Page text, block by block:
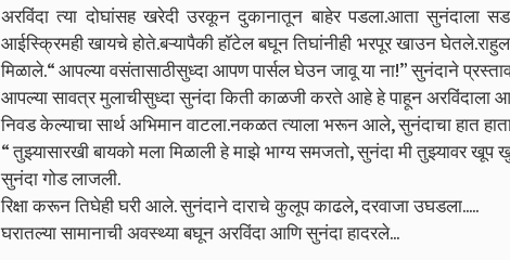
अरविंदा त्या दोघांसह खरेदी उरकून दुकानातून बाहेर पडला.आता सुनंदाला
आईस्क्रिमही खायचे होते.बऱ्यापैकी हॉटेल बघून तिघांनीही भरपूर खाउन
मिळाले.“आपल्या वसंतासाठीसुध्दा आपण पार्सल घेउन जावू या ना!”सुनंदाने
आपल्या सावत्र मुलाचीसुध्दा सुनंदा किती काळजी करते आहे हे पाहून अरविंदाला
निवड केल्याचा सार्थ अभिमान वाटला.नकळत त्याला भरून आले,सुनंदाचा हात
“तुझ्यासारखी बायको मला मिळाली हे माझे भाग्य समजतो,सुनंदा मी तुझ्यावर खूप
सुनंदा गोड लाजली.
रिक्षा करून तिघेही घरी आले. सुनंदाने दाराचे कुलूप काढले,दरवाजा उघडला.....
घरातल्या सामानाची अवस्थ्या बघून अरविंदा आणि सुनंदा हादरले...